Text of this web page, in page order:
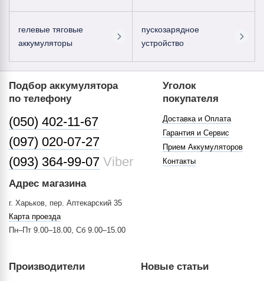
гелевые тяговые
аккумуляторы
пускозарядное
устройство
Подбор аккумулятора
по телефону
(050) 402-11-67
(097) 020-07-27
(093) 364-99-07 Viber
Адрес магазина
г. Харьков, пер. Аптекарский 35
Карта проезда
Пн–Пт 9.00–18.00, Сб 9.00–15.00
Уголок
покупателя
Доставка и Оплата
Гарантия и Сервис
Прием Аккумуляторов
Контакты
Производители Новые статьи